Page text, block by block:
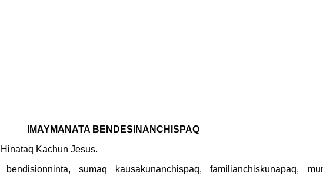
IMAYMANATABENDESINANCHISPAQ
Kachun Jesus.
sumaq kausakunanchispaq, familianchiskunapaq,